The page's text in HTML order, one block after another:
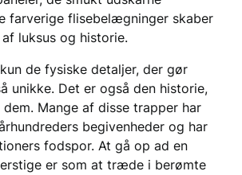
farverige flisebelægninger skaber
luksus og historie.
de fysiske detaljer, der gør
unikke. Det er også den historie,
Mange af disse trapper har
begivenheder og har
fodspor. At gå op ad en
er som at træde i berømte